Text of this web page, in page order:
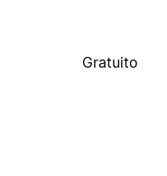
Gratuito